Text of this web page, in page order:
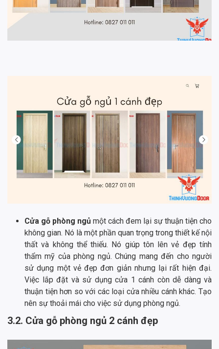
Cửa gỗ phòng ngủ một cách đem lại sự thuận tiện cho
không gian. Nó là một phần quan trọng trong thiết kế nội
thất và không thể thiếu. Nó giúp tôn lên vẻ đẹp tính
thẩm mỹ của phòng ngủ. Chúng mang đến cho người
sử dụng một vẻ đẹp đơn giản nhưng lại rất hiện đại.
Việc lắp đặt và sử dụng cửa 1 cánh còn dễ dàng và
thuận tiện hơn so với các loại cửa nhiều cánh khác. Tạo
nên sự thoải mái cho việc sử dụng phòng ngủ.
3.2. Cửa gỗ phòng ngủ 2 cánh đẹp